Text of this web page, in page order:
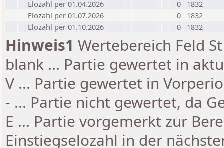
Elozahl per 01.04.2026
0
1832
Elozahl per 01.07.2026
0
1832
Elozahl per 01.10.2026
0 1832
Hinweis1 Wertebereich Feld
blank ... Partie gewertet in
V ... Partie gewertet in
- ... Partie nicht gewertet, da
E ... Partie vorgemerkt zur
Einstiegselozahl in der